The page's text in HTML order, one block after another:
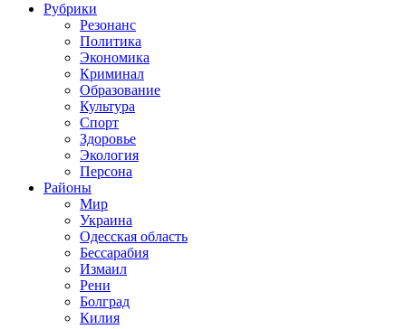
Рубрики
Резонанс
Политика
Экономика
Криминал
Образование
Культура
Спорт
Здоровье
Экология
Персона
Районы
Мир
Украина
Одесская область
Бессарабия
Измаил
Рени
Болград
Килия